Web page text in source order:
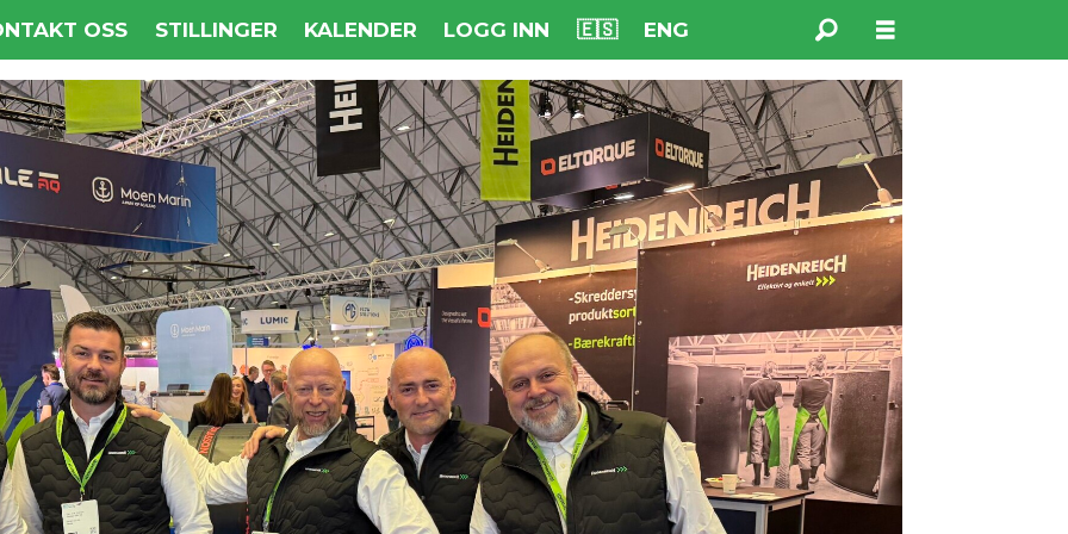
OSS STILLINGER KALENDER LOGG INN 🇪🇸 ENG